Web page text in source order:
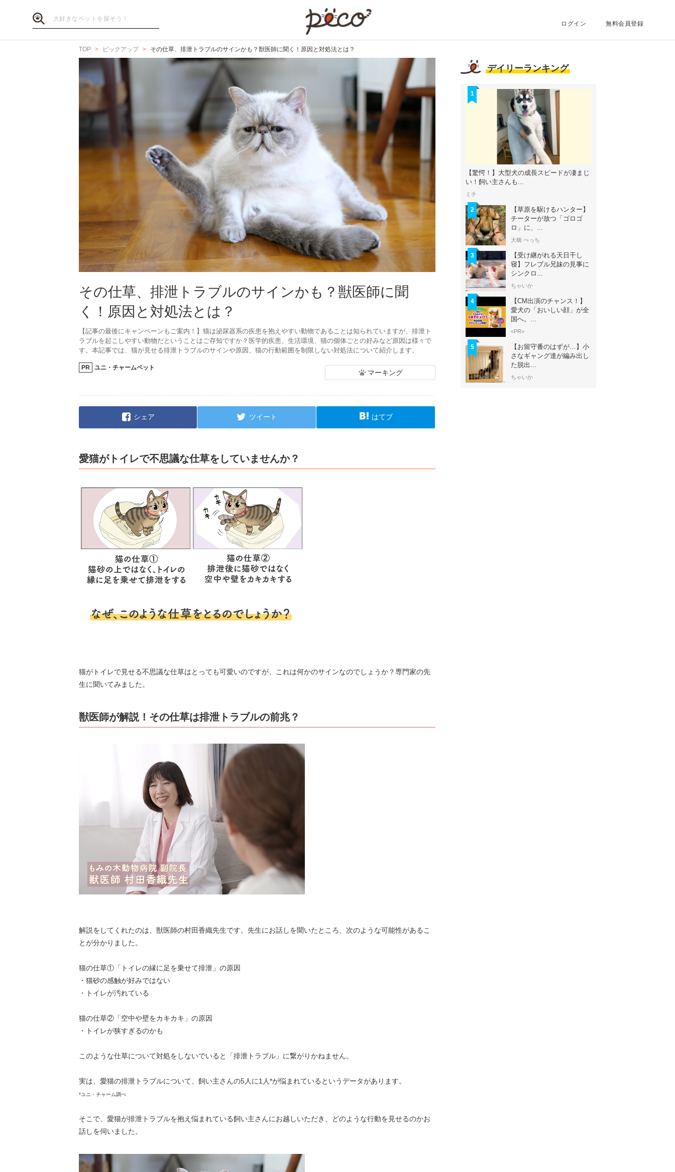
ログイン 無料会員登録
TOP ピックアップ その仕草、排泄トラブルのサインかも？獣医師に聞く！原因と対処法とは？
その仕草、排泄トラブルのサインかも？獣医師に聞
く！原因と対処法とは？
【記事の最後にキャンペーンもご案内！】猫は泌尿器系の疾患を抱えやすい動物であることは知られていますが、排泄ト
ラブルを起こしやすい動物だということはご存知ですか？医学的疾患、生活環境、猫の個体ごとの好みなど原因は様々で
す。本記事では、猫が見せる排泄トラブルのサインや原因、猫の行動範囲を制限しない対処法について紹介します。
PR ユニ・チャームペット
マーキング
シェア ツイート はてブ
愛猫がトイレで不思議な仕草をしていませんか？
猫がトイレで見せる不思議な仕草はとっても可愛いのですが、これは何かのサインなのでしょうか？専門家の先
生に聞いてみました。
獣医師が解説！その仕草は排泄トラブルの前兆？
解説をしてくれたのは、獣医師の村田香織先生です。先生にお話しを聞いたところ、次のような可能性があるこ
とが分かりました。
猫の仕草①「トイレの縁に足を乗せて排泄」の原因
・猫砂の感触が好みではない
・トイレが汚れている
猫の仕草②「空中や壁をカキカキ」の原因
・トイレが狭すぎるのかも
このような仕草について対処をしないでいると「排泄トラブル」に繋がりかねません。
実は、愛猫の排泄トラブルについて、飼い主さんの5人に1人*が悩まれているというデータがあります。
*ユニ・チャーム調べ
そこで、愛猫が排泄トラブルを抱え悩まれている飼い主さんにお越しいただき、どのような行動を見せるのかお
話しを伺いました。
デイリーランキング
1
【驚愕！】大型犬の成長スピードが凄まじ
い！飼い主さんも...
ミチ
2
【草原を駆けるハンター】
チーターが放つ「ゴロゴ
ロ」に、...
大橋 ぺっち
3
【受け継がれる天日干し
寝】フレブル兄妹の見事に
シンクロ...
ちゃいか
4
【CM出演のチャンス！】
愛犬の「おいしい顔」が全
国へ。...
<PR>
5
【お留守番のはずが…】小
さなギャング達が編み出し
た脱出...
ちゃいか